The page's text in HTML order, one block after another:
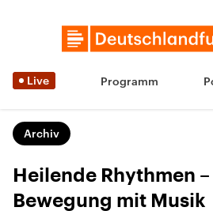
Live Programm
Archiv
Heilende Rhythmen
Bewegung mit Musik